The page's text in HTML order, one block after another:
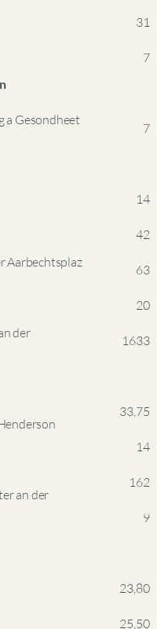
a Gesondheet
Aarbechtsplaz
der
an der
31
7
7
14
42
63
20
1633
33,75
14
162
9
23,80
25,50